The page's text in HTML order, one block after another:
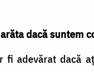
dacă suntem
fi adevărat dacă